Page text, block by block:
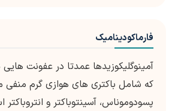
فارماکودینامیک
آمینوگلیکوزیدها عمدتا در عفونت
که شامل باکتری های هوازی گرم منفی
پسودوموناس، آسینتوباکتر و